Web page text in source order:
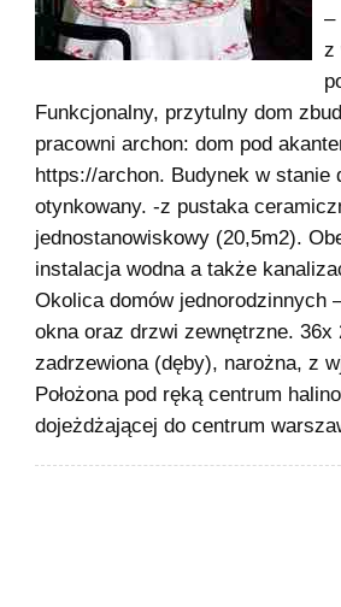
–
z
Funkcjonalny, przytulny dom
pracowni archon: dom pod
https://archon. Budynek w stanie
otynkowany. -z pustaka
jednostanowiskowy (20,5m2).
instalacja wodna a także
Okolica domów jednorodzinnych
okna oraz drzwi zewnętrzne.
zadrzewiona (dęby), narożna, z
Położona pod ręką centrum
dojeżdżającej do centrum